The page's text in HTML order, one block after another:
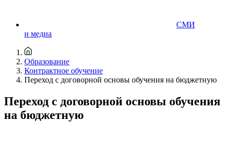
СМИ
и медиа
Образование
Контрактное обучение
Переход с договорной основы обучения на бюджетную
Переход с договорной основы обучения
на бюджетную